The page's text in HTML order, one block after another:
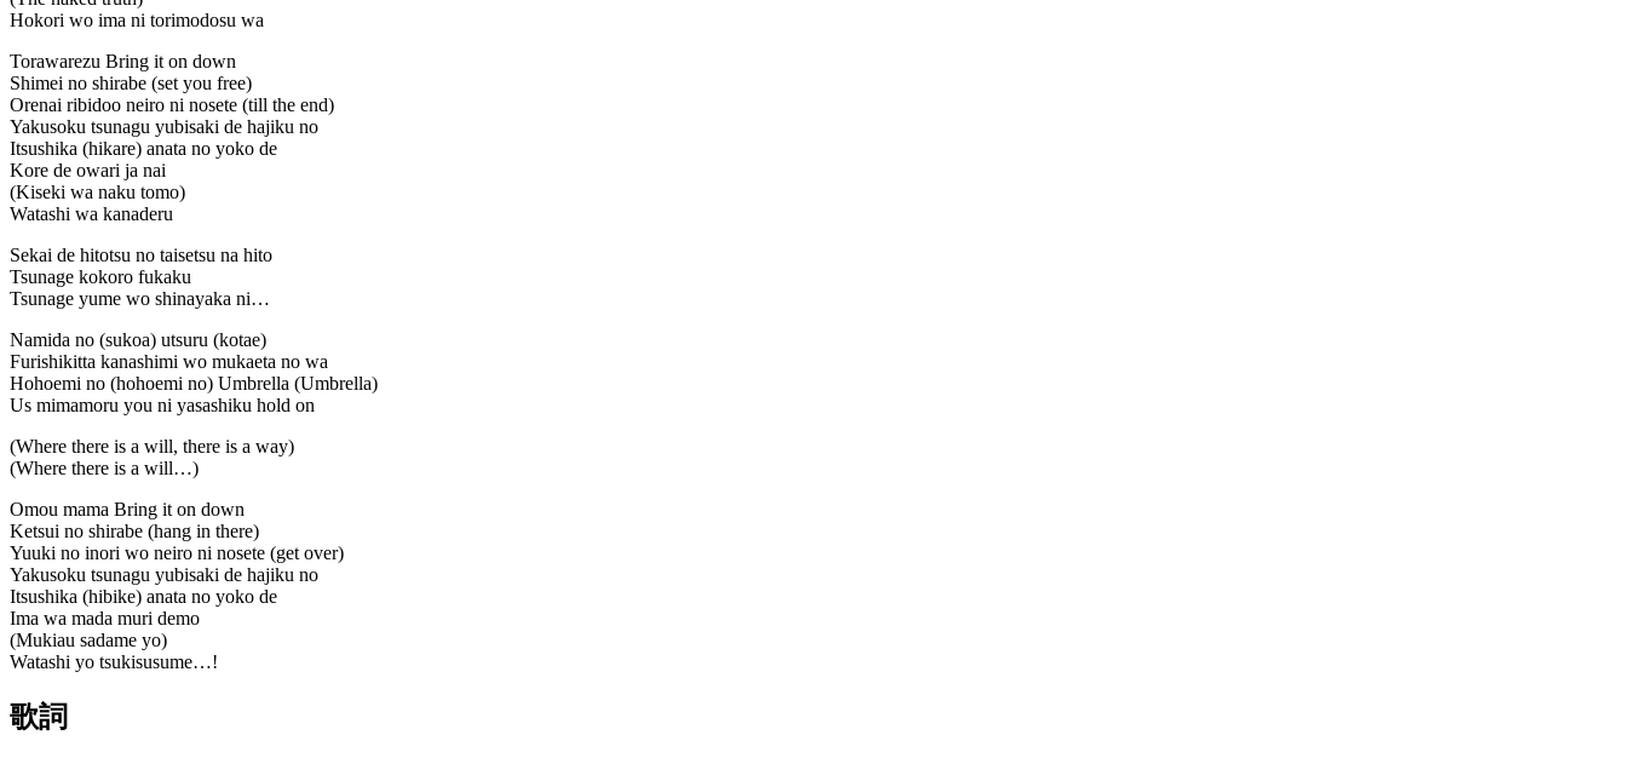
Hokori wo ima ni torimodosu wa
Torawarezu Bring it on down
Shimei no shirabe (set you free)
Orenai ribidoo neiro ni nosete (till the end)
Yakusoku tsunagu yubisaki de hajiku no
Itsushika (hikare) anata no yoko de
Kore de owari ja nai
(Kiseki wa naku tomo)
Watashi wa kanaderu
Sekai de hitotsu no taisetsu na hito
Tsunage kokoro fukaku
Tsunage yume wo shinayaka ni…
Namida no (sukoa) utsuru (kotae)
Furishikitta kanashimi wo mukaeta no wa
Hohoemi no (hohoemi no) Umbrella (Umbrella)
Us mimamoru you ni yasashiku hold on
(Where there is a will, there is a way)
(Where there is a will…)
Omou mama Bring it on down
Ketsui no shirabe (hang in there)
Yuuki no inori wo neiro ni nosete (get over)
Yakusoku tsunagu yubisaki de hajiku no
Itsushika (hibike) anata no yoko de
Ima wa mada muri demo
(Mukiau sadame yo)
Watashi yo tsukisusume…!
歌詞